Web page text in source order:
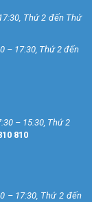
Thứ 2 đến Thứ
– 17:30, Thứ 2 đến
– 15:30, Thứ 2
810
– 17:30, Thứ 2 đến